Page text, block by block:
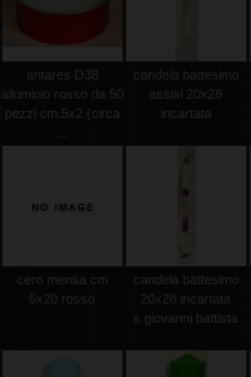
antares D38
alluminio rosso da 50
pezzi cm.5x2 (circa
candela battesimo
assisi 20x28
incartata
cero mensa cm
6x20 rosso
candela battesimo
20x28 incartata
s.giovanni battista